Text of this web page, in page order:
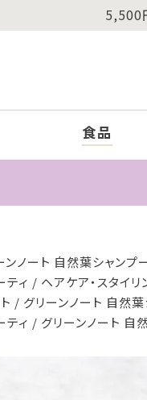
5,500
食品
ンノート 自然葉シャン
ティ ヘアケア・スタイリ
グリーンノート 自然
ティ グリーンノート 自